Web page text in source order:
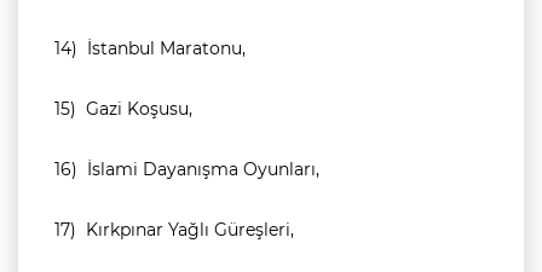
14) İstanbul Maratonu,
15) Gazi Koşusu,
16) İslami Dayanışma Oyunları,
17) Kırkpınar Yağlı Güreşleri,